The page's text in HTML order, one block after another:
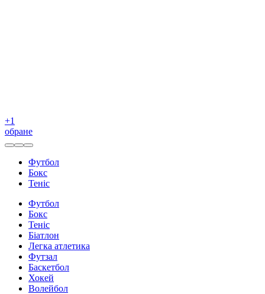
+1
обране
Футбол
Бокс
Теніс
Футбол
Бокс
Теніс
Біатлон
Легка атлетика
Футзал
Баскетбол
Хокей
Волейбол